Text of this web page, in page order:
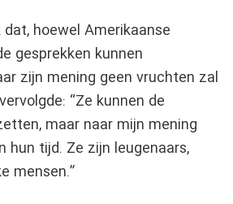
hoewel Amerikaanse
gesprekken kunnen
zijn mening geen vruchten zal
“Ze kunnen de
maar naar mijn mening
hun tijd. Ze zijn leugenaars,
mensen.”